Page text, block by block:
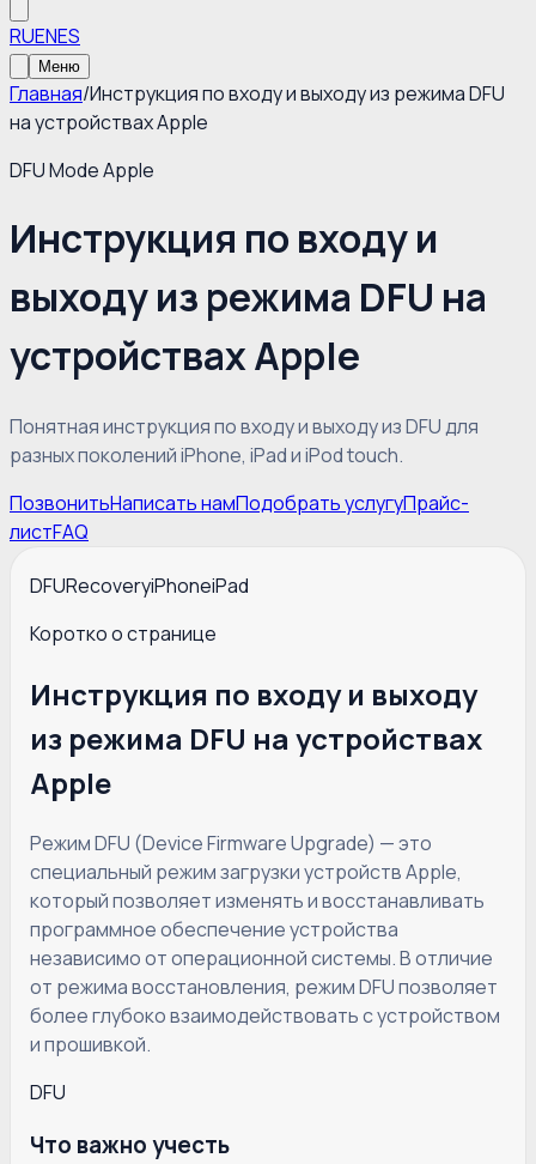
RUENES
Меню
Главная/Инструкция по входу и выходу из режима DFU
на устройствах Apple
DFU Mode Apple
Инструкция по входу и
выходу из режима DFU на
устройствах Apple
Понятная инструкция по входу и выходу из DFU для
разных поколений iPhone, iPad и iPod touch.
ПозвонитьНаписать намПодобрать услугуПрайс-
листFAQ
DFURecoveryiPhoneiPad
Коротко о странице
Инструкция по входу и выходу
из режима DFU на устройствах
Apple
Режим DFU (Device Firmware Upgrade) — это
специальный режим загрузки устройств Apple,
который позволяет изменять и восстанавливать
программное обеспечение устройства
независимо от операционной системы. В отличие
от режима восстановления, режим DFU позволяет
более глубоко взаимодействовать с устройством
и прошивкой.
DFU
Что важно учесть